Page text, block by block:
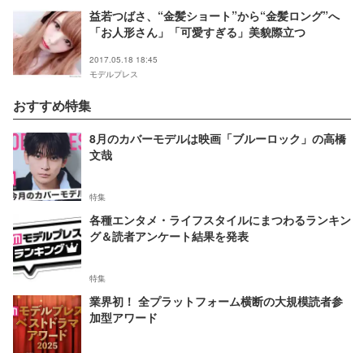
益若つばさ、“金髪ショート”から“金髪ロング”へ
「お人形さん」「可愛すぎる」美貌際立つ
2017.05.18 18:45
モデルプレス
おすすめ特集
8月のカバーモデルは映画「ブルーロック」の高橋
文哉
特集
各種エンタメ・ライフスタイルにまつわるランキン
グ＆読者アンケート結果を発表
特集
業界初！ 全プラットフォーム横断の大規模読者参
加型アワード